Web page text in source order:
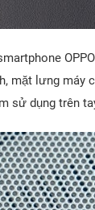
mặt lưng máy
sử dụng trên